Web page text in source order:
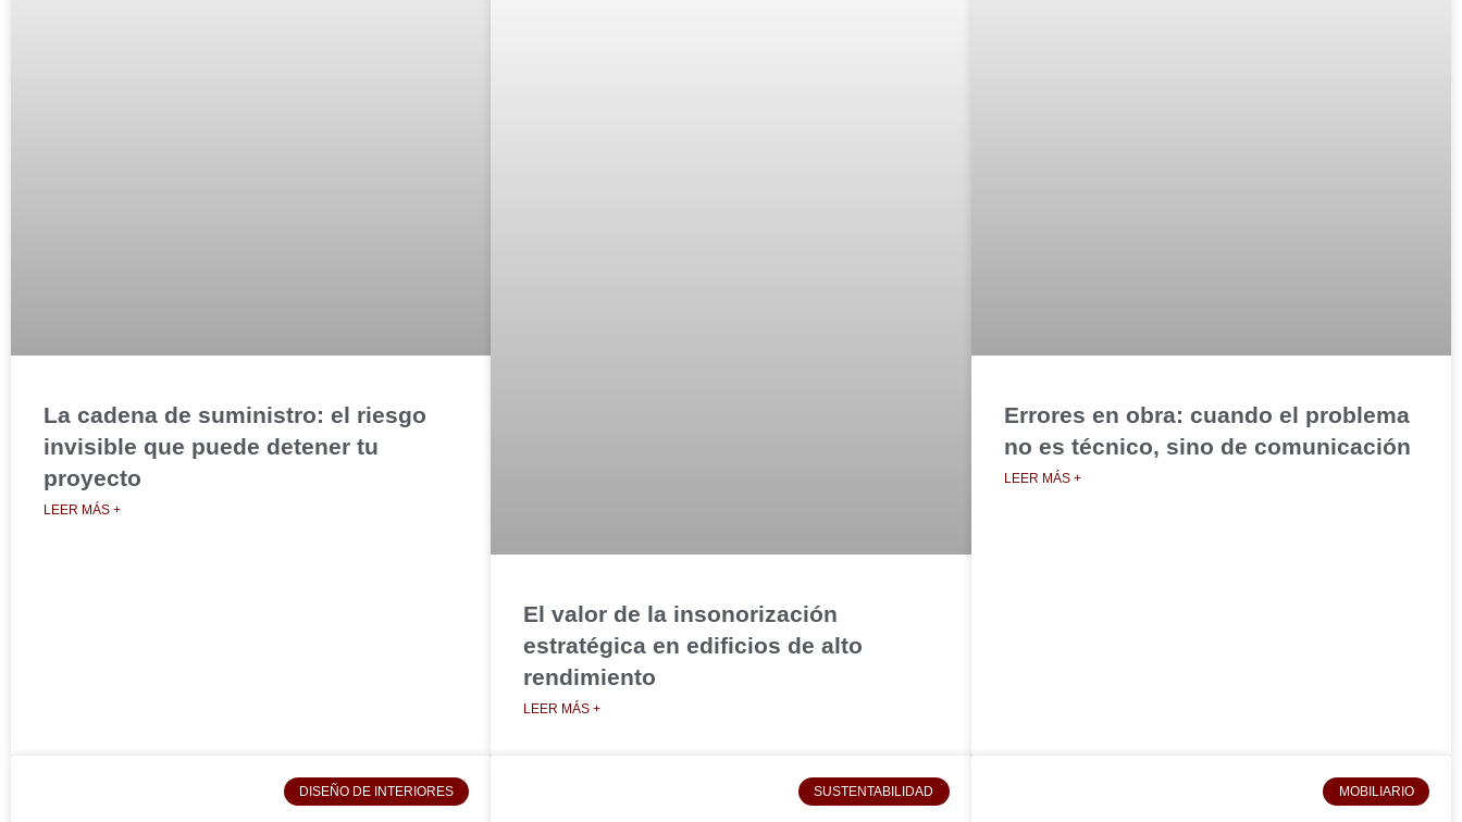
La cadena de suministro: el riesgo
invisible que puede detener tu
proyecto
LEER MÁS +
El valor de la insonorización
estratégica en edificios de alto
rendimiento
LEER MÁS +
Errores en obra: cuando el problema
no es técnico, sino de comunicación
LEER MÁS +
DISEÑO DE INTERIORES SUSTENTABILIDAD MOBILIARIO